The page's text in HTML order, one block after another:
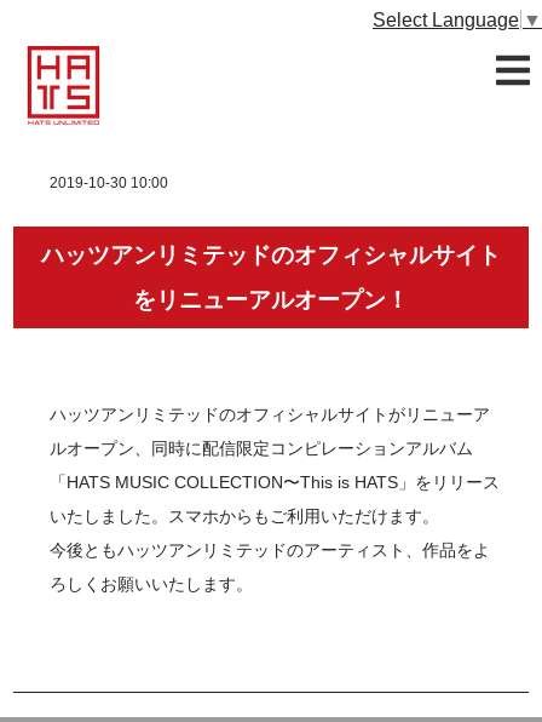
Select Language ▼
2019-10-30 10:00
ハッツアンリミテッドのオフィシャルサイト
をリニューアルオープン！
ハッツアンリミテッドのオフィシャルサイトがリニューア
ルオープン、同時に配信限定コンピレーションアルバム
「HATS MUSIC COLLECTION〜This is HATS」をリリース
いたしました。スマホからもご利用いただけます。
今後ともハッツアンリミテッドのアーティスト、作品をよ
ろしくお願いいたします。